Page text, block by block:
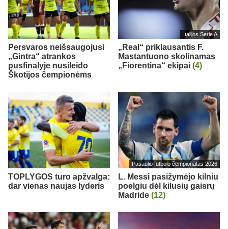
Persvaros neišsaugojusi
„Gintra“ atrankos
pusfinalyje nusileido
Škotijos čempionėms
Italijos Serie A
„Real“ priklausantis F.
Mastantuono skolinamas
„Fiorentina“ ekipai (4)
TOPLYGOS turo apžvalga:
dar vienas naujas lyderis
Pasaulio futbolo čempionatas 2026
L. Messi pasižymėjo kilniu
poelgiu dėl kilusių gaisrų
Madride (12)